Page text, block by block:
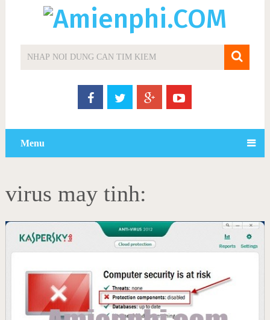
Menu
virus may tinh: